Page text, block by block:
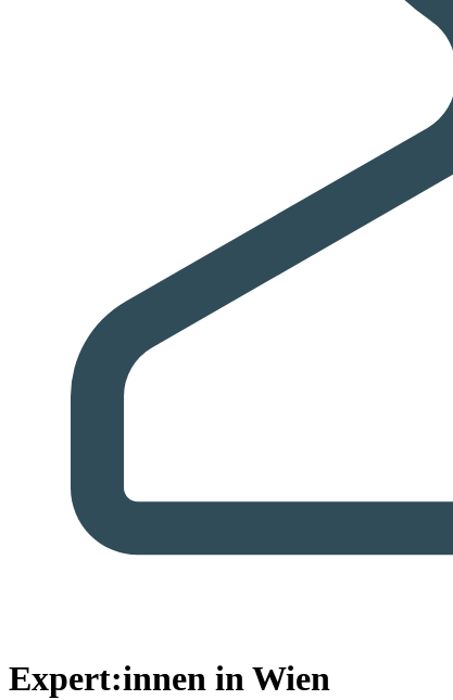
Expert:innen in Wien